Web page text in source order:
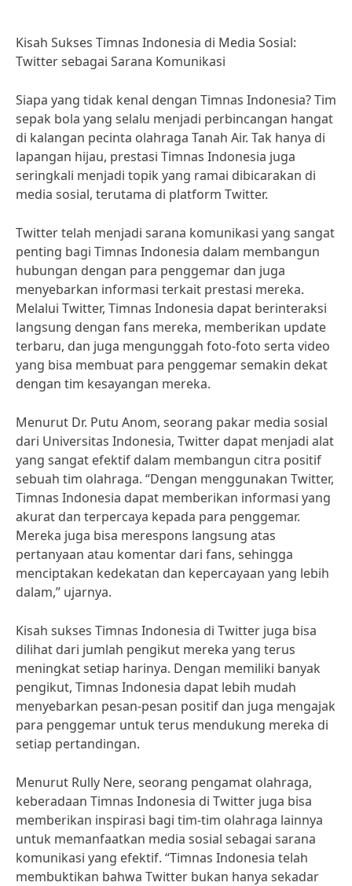
Kisah Sukses Timnas Indonesia di Media Sosial:
Twitter sebagai Sarana Komunikasi
Siapa yang tidak kenal dengan Timnas Indonesia? Tim
sepak bola yang selalu menjadi perbincangan hangat
di kalangan pecinta olahraga Tanah Air. Tak hanya di
lapangan hijau, prestasi Timnas Indonesia juga
seringkali menjadi topik yang ramai dibicarakan di
media sosial, terutama di platform Twitter.
Twitter telah menjadi sarana komunikasi yang sangat
penting bagi Timnas Indonesia dalam membangun
hubungan dengan para penggemar dan juga
menyebarkan informasi terkait prestasi mereka.
Melalui Twitter, Timnas Indonesia dapat berinteraksi
langsung dengan fans mereka, memberikan update
terbaru, dan juga mengunggah foto-foto serta video
yang bisa membuat para penggemar semakin dekat
dengan tim kesayangan mereka.
Menurut Dr. Putu Anom, seorang pakar media sosial
dari Universitas Indonesia, Twitter dapat menjadi alat
yang sangat efektif dalam membangun citra positif
sebuah tim olahraga. “Dengan menggunakan Twitter,
Timnas Indonesia dapat memberikan informasi yang
akurat dan terpercaya kepada para penggemar.
Mereka juga bisa merespons langsung atas
pertanyaan atau komentar dari fans, sehingga
menciptakan kedekatan dan kepercayaan yang lebih
dalam,” ujarnya.
Kisah sukses Timnas Indonesia di Twitter juga bisa
dilihat dari jumlah pengikut mereka yang terus
meningkat setiap harinya. Dengan memiliki banyak
pengikut, Timnas Indonesia dapat lebih mudah
menyebarkan pesan-pesan positif dan juga mengajak
para penggemar untuk terus mendukung mereka di
setiap pertandingan.
Menurut Rully Nere, seorang pengamat olahraga,
keberadaan Timnas Indonesia di Twitter juga bisa
memberikan inspirasi bagi tim-tim olahraga lainnya
untuk memanfaatkan media sosial sebagai sarana
komunikasi yang efektif. “Timnas Indonesia telah
membuktikan bahwa Twitter bukan hanya sekadar